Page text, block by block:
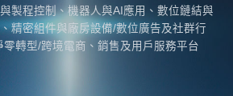
製程控制、機器人與AI應用、數位鏈結與
精密組件與廠房設備/數位廣告及社群行
零轉型/跨境電商、銷售及用戶服務平台